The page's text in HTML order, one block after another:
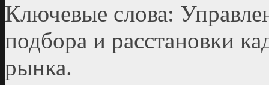
Ключевые слова:
подбора и расстановки
рынка.